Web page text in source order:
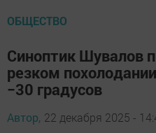
ОБЩЕСТВО
Синоптик Шувалов
резком
−30 градусов
Автор, 22 декабря 2025 -